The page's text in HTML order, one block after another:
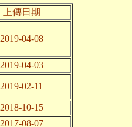
上傳日期
2019-04-08
2019-04-03
2019-02-11
2018-10-15
2017-08-07